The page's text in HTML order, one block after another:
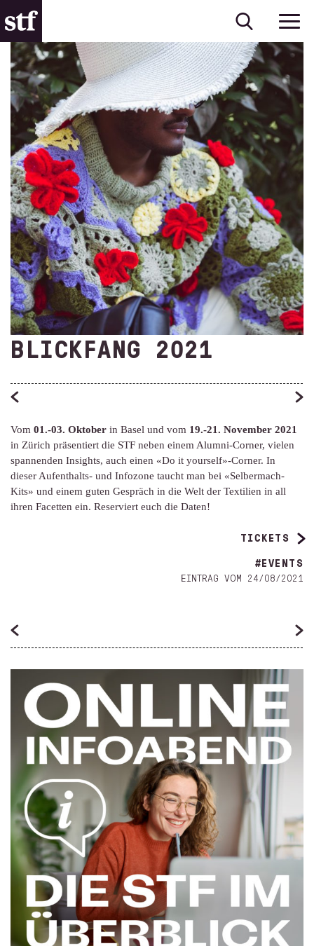
BLICKFANG 2021
#EVENTS
EINTRAG VOM 24/08/2021
Vom 01.-03. Oktober in Basel und vom 19.-21. November 2021
in Zürich präsentiert die STF neben einem Alumni-Corner, vielen
spannenden Insights, auch einen «Do it yourself»-Corner. In
dieser Aufenthalts- und Infozone taucht man bei «Selbermach-
Kits» und einem guten Gespräch in die Welt der Textilien in all
ihren Facetten ein. Reserviert euch die Daten!
TICKETS